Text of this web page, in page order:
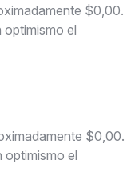
$0,00.
el
$0,00.
el